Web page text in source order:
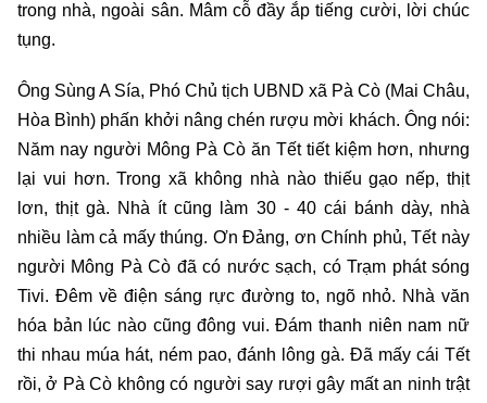
trong nhà, ngoài sân. Mâm cỗ đầy ắp tiếng cười, lời chúc
tụng.
Ông Sùng A Sía, Phó Chủ tịch UBND xã Pà Cò (Mai Châu,
Hòa Bình) phấn khởi nâng chén rượu mời khách. Ông nói:
Năm nay người Mông Pà Cò ăn Tết tiết kiệm hơn, nhưng
lại vui hơn. Trong xã không nhà nào thiếu gạo nếp, thịt
lơn, thịt gà. Nhà ít cũng làm 30 - 40 cái bánh dày, nhà
nhiều làm cả mấy thúng. Ơn Đảng, ơn Chính phủ, Tết này
người Mông Pà Cò đã có nước sạch, có Trạm phát sóng
Tivi. Đêm về điện sáng rực đường to, ngõ nhỏ. Nhà văn
hóa bản lúc nào cũng đông vui. Đám thanh niên nam nữ
thi nhau múa hát, ném pao, đánh lông gà. Đã mấy cái Tết
rồi, ở Pà Cò không có người say rượi gây mất an ninh trật